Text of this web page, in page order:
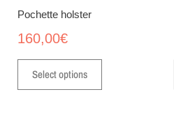
Pochette holster
160,00€
Select options